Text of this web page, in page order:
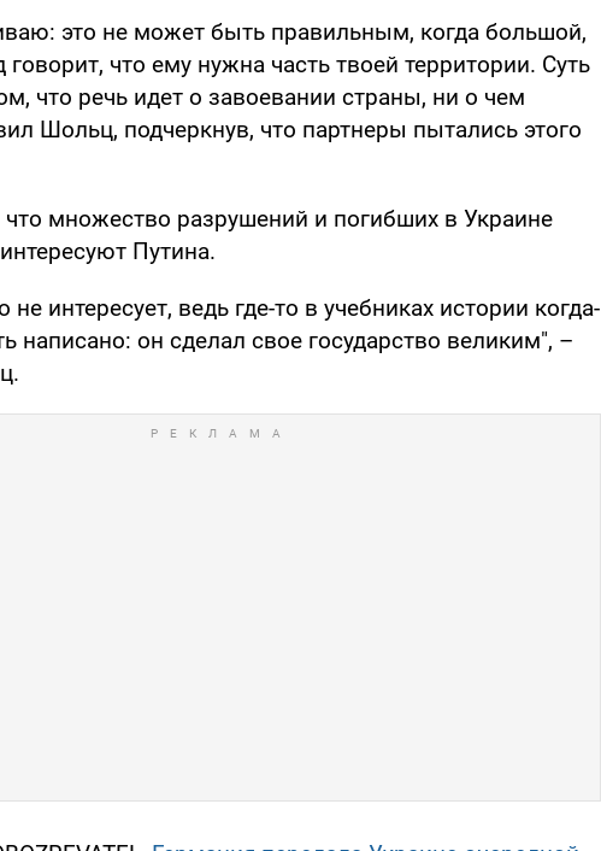
это не может быть правильным, когда большой,
что ему нужна часть твоей территории. Суть
что речь идет о завоевании страны, ни о чем
Шольц, подчеркнув, что партнеры пытались этого
множество разрушений и погибших в Украине
Путина.
не интересует, ведь где-то в учебниках истории когда-
написано: он сделал свое государство великим", –